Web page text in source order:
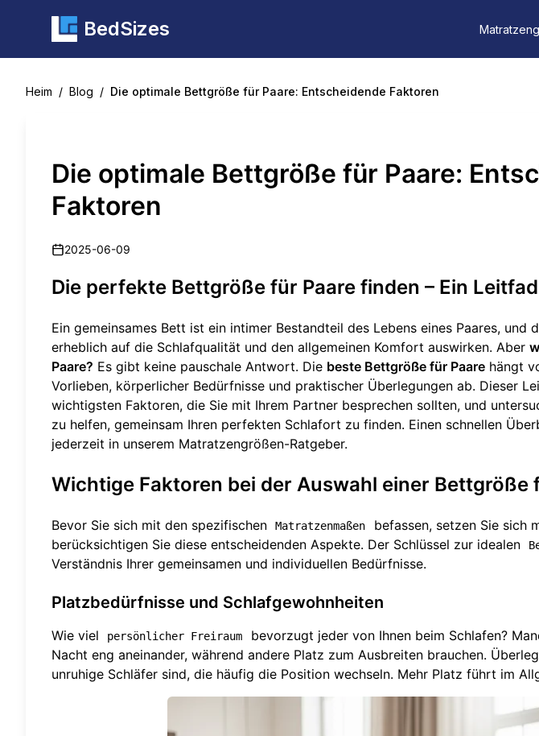
BedSizes
Heim / Blog / Die optimale Bettgröße für Paare: Entscheidende Faktoren
Die optimale Bettgröße für Paare:
Faktoren
2025-06-09
Die perfekte Bettgröße für Paare finden – Ein
Ein gemeinsames Bett ist ein intimer Bestandteil des Lebens eines Paares, und
erheblich auf die Schlafqualität und den allgemeinen Komfort auswirken. Aber
Paare? Es gibt keine pauschale Antwort. Die beste Bettgröße für Paare hängt
Vorlieben, körperlicher Bedürfnisse und praktischer Überlegungen ab. Dieser
wichtigsten Faktoren, die Sie mit Ihrem Partner besprechen sollten, und
zu helfen, gemeinsam Ihren perfekten Schlafort zu finden. Einen schnellen
jederzeit in unserem Matratzengrößen-Ratgeber.
Wichtige Faktoren bei der Auswahl einer Bettgröße
Bevor Sie sich mit den spezifischen Matratzenmaßen
befassen, setzen Sie sich
berücksichtigen Sie diese entscheidenden Aspekte. Der Schlüssel zur idealen
Verständnis Ihrer gemeinsamen und individuellen Bedürfnisse.
Platzbedürfnisse und Schlafgewohnheiten
Wie viel persönlicher Freiraum
bevorzugt jeder von Ihnen beim Schlafen?
Nacht eng aneinander, während andere Platz zum Ausbreiten brauchen.
unruhige Schläfer sind, die häufig die Position wechseln. Mehr Platz führt im